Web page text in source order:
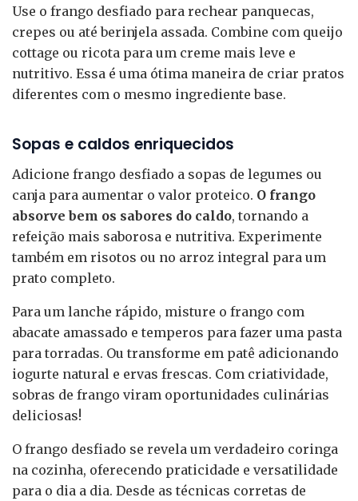
Use o frango desfiado para rechear panquecas,
crepes ou até berinjela assada. Combine com queijo
cottage ou ricota para um creme mais leve e
nutritivo. Essa é uma ótima maneira de criar pratos
diferentes com o mesmo ingrediente base.
Sopas e caldos enriquecidos
Adicione frango desfiado a sopas de legumes ou
canja para aumentar o valor proteico. O frango
absorve bem os sabores do caldo, tornando a
refeição mais saborosa e nutritiva. Experimente
também em risotos ou no arroz integral para um
prato completo.
Para um lanche rápido, misture o frango com
abacate amassado e temperos para fazer uma pasta
para torradas. Ou transforme em patê adicionando
iogurte natural e ervas frescas. Com criatividade,
sobras de frango viram oportunidades culinárias
deliciosas!
O frango desfiado se revela um verdadeiro coringa
na cozinha, oferecendo praticidade e versatilidade
para o dia a dia. Desde as técnicas corretas de